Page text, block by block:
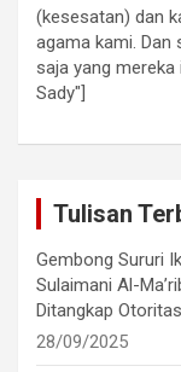
(kesesatan) dan
agama kami. Dan
saja yang
Sady"]
Tulisan
Gembong Sururi
Sulaimani Al-
Ditangkap
28/09/2025